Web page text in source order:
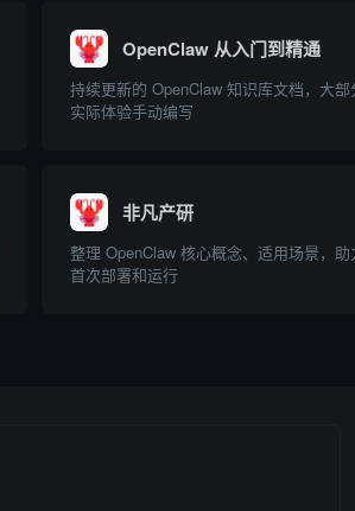
OpenClaw 从入门到精通
持续更新的 OpenClaw 知识库文档，大
实际体验手动编写
非凡产研
整理 OpenClaw 核心概念、适用场景，
首次部署和运行